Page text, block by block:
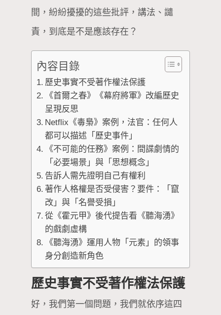
間，紛紛擾擾的這些批評，講法、譴
責，到底是不是應該存在？
內容目錄
歷史事實不受著作權法保護
《首爾之春》《幕府將軍》改編歷史
呈現反思
Netflix《毒梟》案例，法官：任何人
都可以描述「歷史事件」
《不可能的任務》案例：間諜劇情的
「必要場景」與「思想概念」
告訴人需先證明自己有權利
著作人格權是否受侵害？要件：「竄
改」與「名譽受損」
從《霍元甲》後代提告看《聽海湧》
的戲劇虛構
《聽海湧》運用人物「元素」的領事
身分創造新角色
歷史事實不受著作權法保護
好，我們第一個問題，我們就依序這四